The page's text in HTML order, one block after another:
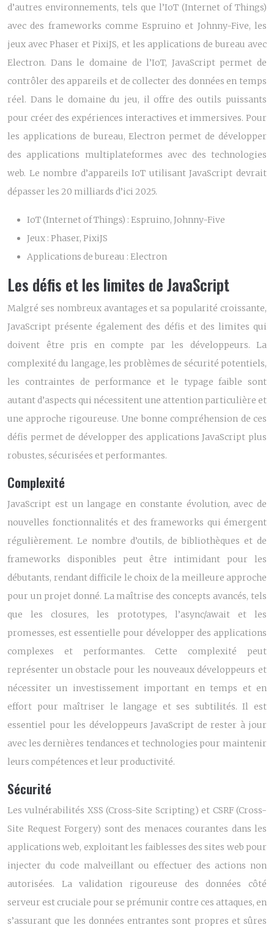
d’autres environnements, tels que l’IoT (Internet of Things)
avec des frameworks comme Espruino et Johnny-Five, les
jeux avec Phaser et PixiJS, et les applications de bureau avec
Electron. Dans le domaine de l’IoT, JavaScript permet de
contrôler des appareils et de collecter des données en temps
réel. Dans le domaine du jeu, il offre des outils puissants
pour créer des expériences interactives et immersives. Pour
les applications de bureau, Electron permet de développer
des applications multiplateformes avec des technologies
web. Le nombre d’appareils IoT utilisant JavaScript devrait
dépasser les 20 milliards d’ici 2025.
IoT (Internet of Things) : Espruino, Johnny-Five
Jeux : Phaser, PixiJS
Applications de bureau : Electron
Les défis et les limites de JavaScript
Malgré ses nombreux avantages et sa popularité croissante,
JavaScript présente également des défis et des limites qui
doivent être pris en compte par les développeurs. La
complexité du langage, les problèmes de sécurité potentiels,
les contraintes de performance et le typage faible sont
autant d’aspects qui nécessitent une attention particulière et
une approche rigoureuse. Une bonne compréhension de ces
défis permet de développer des applications JavaScript plus
robustes, sécurisées et performantes.
Complexité
JavaScript est un langage en constante évolution, avec de
nouvelles fonctionnalités et des frameworks qui émergent
régulièrement. Le nombre d’outils, de bibliothèques et de
frameworks disponibles peut être intimidant pour les
débutants, rendant difficile le choix de la meilleure approche
pour un projet donné. La maîtrise des concepts avancés, tels
que les closures, les prototypes, l’async/await et les
promesses, est essentielle pour développer des applications
complexes et performantes. Cette complexité peut
représenter un obstacle pour les nouveaux développeurs et
nécessiter un investissement important en temps et en
effort pour maîtriser le langage et ses subtilités. Il est
essentiel pour les développeurs JavaScript de rester à jour
avec les dernières tendances et technologies pour maintenir
leurs compétences et leur productivité.
Sécurité
Les vulnérabilités XSS (Cross-Site Scripting) et CSRF (Cross-
Site Request Forgery) sont des menaces courantes dans les
applications web, exploitant les faiblesses des sites web pour
injecter du code malveillant ou effectuer des actions non
autorisées. La validation rigoureuse des données côté
serveur est cruciale pour se prémunir contre ces attaques, en
s’assurant que les données entrantes sont propres et sûres